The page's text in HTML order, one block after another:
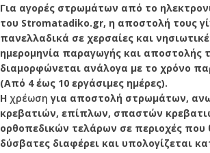
Για αγορές στρωμάτων από το
του Stromatadiko.gr, η αποστολή τους
πανελλαδικά σε χερσαίες και
ημερομηνία παραγωγής και αποστολής
διαμορφώνεται ανάλογα με το χρόνο
(Από 4 έως 10 εργάσιμες ημέρες).
Η χρέωση για αποστολή στρωμάτων,
κρεβατιών, επίπλων, σπαστών
ορθοπεδικών τελάρων σε περιοχές που
δύσβατες διαφέρει και υπολογίζεται